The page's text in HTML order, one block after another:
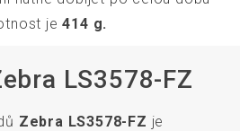
je414 g.
LS3578-FZ
Zebra LS3578-FZ je